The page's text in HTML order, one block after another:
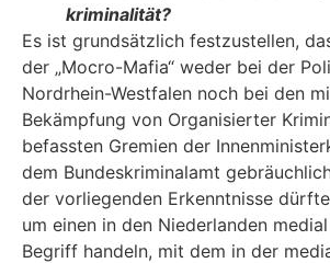
kriminalität?
Es ist grundsätzlich festzustellen,
der „Mocro-Mafia“ weder bei der
Nordrhein-Westfalen noch bei den
Bekämpfung von Organisierter
befassten Gremien der
dem Bundeskriminalamt
der vorliegenden Erkenntnisse
um einen in den Nie­derlanden
Begriff handeln, mit dem in der